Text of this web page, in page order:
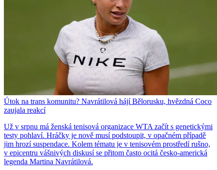
Útok na trans komunitu? Navrátilová hájí Bělorusku, hvězdná Coco
zaujala reakcí
Už v srpnu má ženská tenisová organizace WTA začít s genetickými
testy pohlaví. Hráčky je nově musí podstoupit, v opačném případě
jim hrozí suspendace. Kolem tématu je v tenisovém prostředí rušno,
v epicentru vášnivých diskusí se přitom často ocitá česko-americká
legenda Martina Navrátilová.